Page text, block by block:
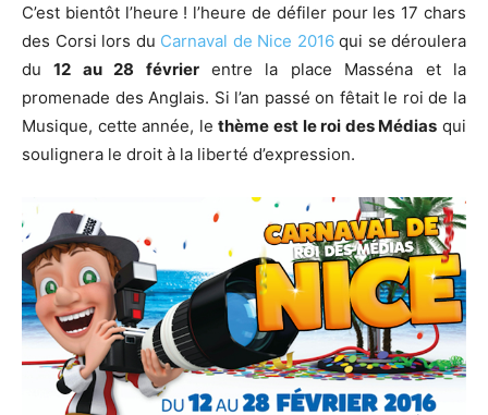
C’est bientôt l’heure ! l’heure de défiler pour les 17 chars
des Corsi lors du Carnaval de Nice 2016qui se déroulera
du12 au 28 févrierentre la place Masséna et la
promenade des Anglais. Si l’an passé on fêtait le roi de la
Musique, cette année, lethème est le roi des Médias qui
soulignera le droit à la liberté d’expression.